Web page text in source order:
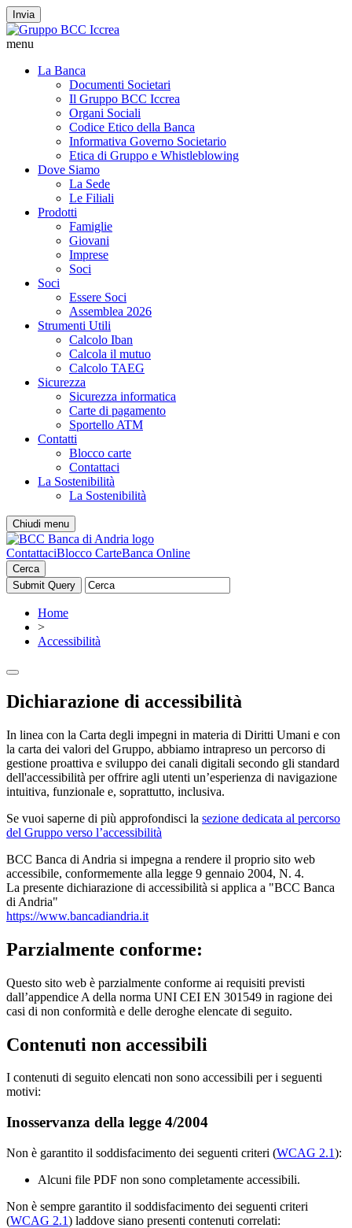
Invia
menu
La Banca
Documenti Societari
Il Gruppo BCC Iccrea
Organi Sociali
Codice Etico della Banca
Informativa Governo Societario
Etica di Gruppo e Whistleblowing
Dove Siamo
La Sede
Le Filiali
Prodotti
Famiglie
Giovani
Imprese
Soci
Soci
Essere Soci
Assemblea 2026
Strumenti Utili
Calcolo Iban
Calcola il mutuo
Calcolo TAEG
Sicurezza
Sicurezza informatica
Carte di pagamento
Sportello ATM
Contatti
Blocco carte
Contattaci
La Sostenibilità
La Sostenibilità
Chiudi menu
ContattaciBlocco CarteBanca Online
Cerca
Home
>
Accessibilità
Dichiarazione di accessibilità
In linea con la Carta degli impegni in materia di Diritti Umani e con
la carta dei valori del Gruppo, abbiamo intrapreso un percorso di
gestione proattiva e sviluppo dei canali digitali secondo gli standard
dell'accessibilità per offrire agli utenti un’esperienza di navigazione
intuitiva, funzionale e, soprattutto, inclusiva.
Se vuoi saperne di più approfondisci la sezione dedicata al percorso
del Gruppo verso l’accessibilità
BCC Banca di Andria si impegna a rendere il proprio sito web
accessibile, conformemente alla legge 9 gennaio 2004, N. 4.
La presente dichiarazione di accessibilità si applica a "BCC Banca
di Andria"
https://www.bancadiandria.it
Parzialmente conforme:
Questo sito web è parzialmente conforme ai requisiti previsti
dall’appendice A della norma UNI CEI EN 301549 in ragione dei
casi di non conformità e delle deroghe elencate di seguito.
Contenuti non accessibili
I contenuti di seguito elencati non sono accessibili per i seguenti
motivi:
Inosservanza della legge 4/2004
Non è garantito il soddisfacimento dei seguenti criteri (WCAG 2.1):
Alcuni file PDF non sono completamente accessibili.
Non è sempre garantito il soddisfacimento dei seguenti criteri
(WCAG 2.1) laddove siano presenti contenuti correlati: